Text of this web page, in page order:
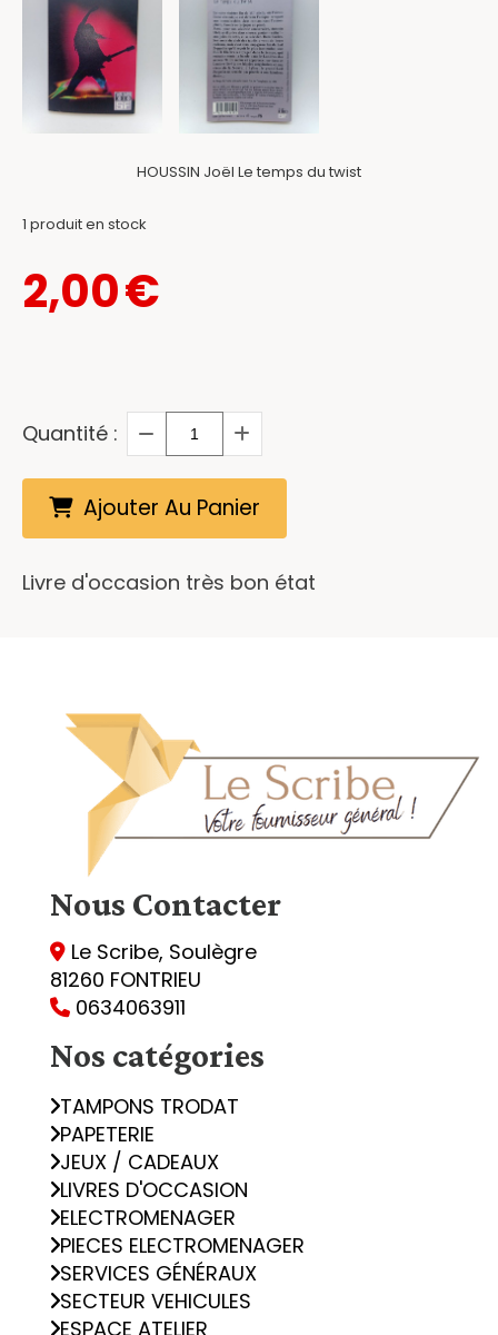
HOUSSIN Joël Le temps du twist
2,00€
1 produit en stock
Quantité :
Ajouter Au Panier
Livre d'occasion très bon état
Nous Contacter
 Le Scribe, Soulègre
81260 FONTRIEU
 0634063911
Nos catégories
TAMPONS TRODAT
PAPETERIE
JEUX / CADEAUX
LIVRES D'OCCASION
ELECTROMENAGER
PIECES ELECTROMENAGER
SERVICES GÉNÉRAUX
SECTEUR VEHICULES
ESPACE ATELIER